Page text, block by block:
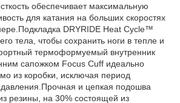
обеспечивает максимальную
для катания на больших скоростях
DRYRIDE Heat Cycle™
тела, чтобы сохранить ноги в тепле и
термоформуемый внутренник
сапожком Focus Cuff идеально
из коробки, исключая период
и цепкая подошва
резины, на 30% состоящей из